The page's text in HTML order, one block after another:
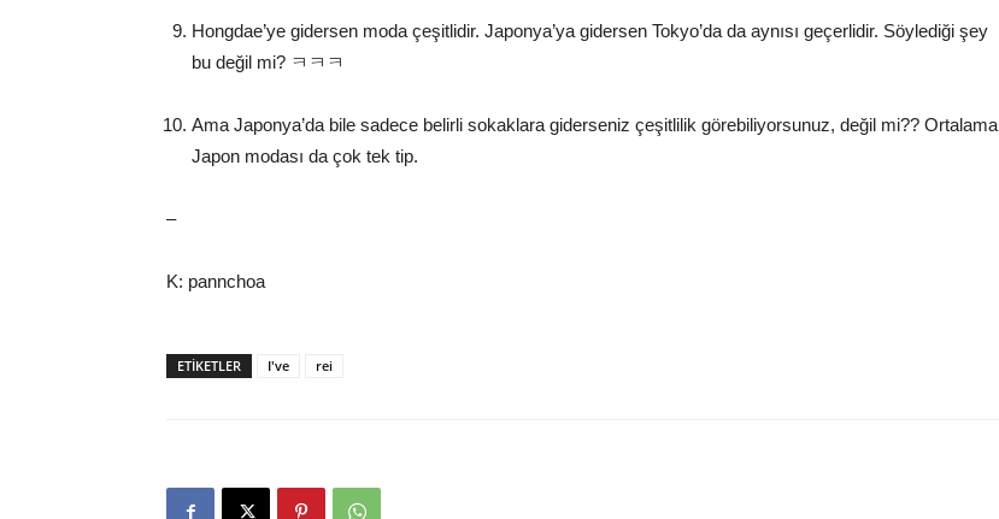
Hongdae’ye gidersen moda çeşitlidir. Japonya’ya gidersen Tokyo’da da aynısı geçerlidir. Söylediği şey
bu değil mi? ㅋㅋㅋ
Ama Japonya’da bile sadece belirli sokaklara giderseniz çeşitlilik görebiliyorsunuz, değil mi?? Ortalama
Japon modası da çok tek tip.
–
K: pannchoa
ETIKETLER I've rei